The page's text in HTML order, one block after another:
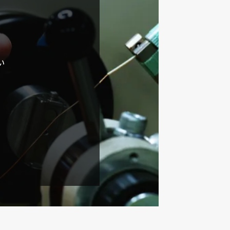
ニュース
お問い合わせ
インタビュー
募集要項